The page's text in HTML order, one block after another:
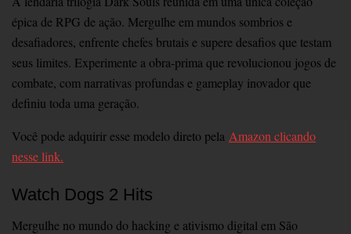
épica de RPG de ação. Mergulhe em mundos sombrios e
desafiadores, enfrente chefes brutais e supere desafios que testam
seus limites. Experimente a obra-prima que revolucionou jogos de
combate, com narrativas profundas e gameplay inovador que
definiu toda uma geração.
Você pode adquirir esse modelo direto pela Amazon clicando
nesse link.
Watch Dogs 2 Hits
Mergulhe no mundo do hacking e ativismo digital em São